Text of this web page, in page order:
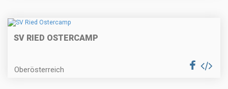
SV RIED OSTERCAMP
Oberösterreich